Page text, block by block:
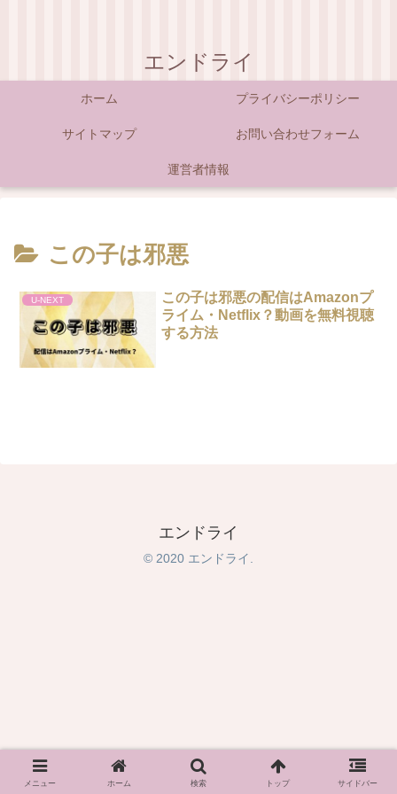
エンドライ
ホーム プライバシーポリシー
サイトマップ お問い合わせフォーム
運営者情報
この子は邪悪
U-NEXT
この子は邪悪の配信はAmazonプ
ライム・Netflix？動画を無料視聴
する方法
エンドライ
© 2020 エンドライ.
メニュー ホーム 検索 トップ サイドバー